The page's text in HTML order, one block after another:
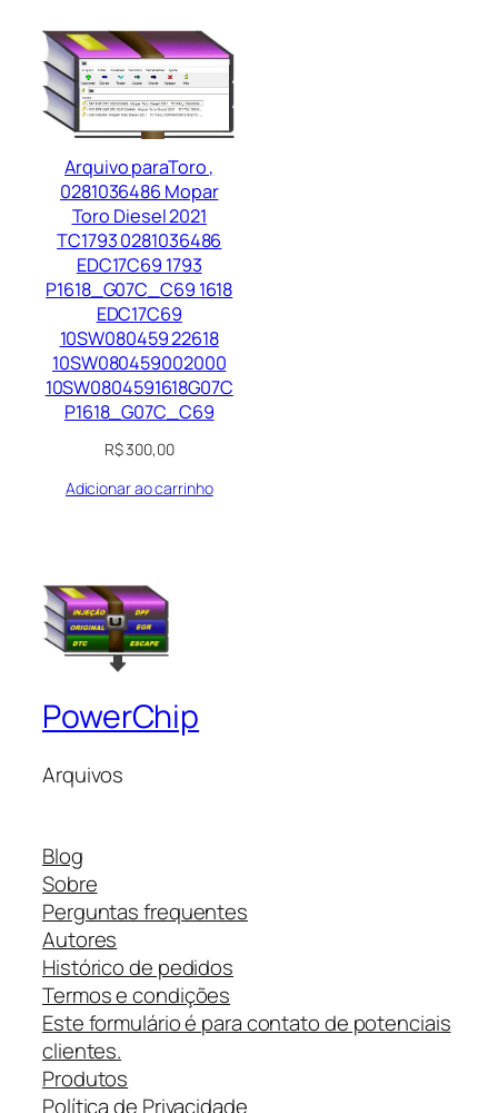
Arquivo paraToro ,
0281036486 Mopar
Toro Diesel 2021
TC1793 0281036486
EDC17C69 1793
P1618_G07C_C69 1618
EDC17C69
10SW080459 22618
10SW080459002000
10SW0804591618G07C
P1618_G07C_C69
R$300,00
Adicionar ao carrinho
PowerChip
Arquivos
Blog
Sobre
Perguntas frequentes
Autores
Histórico de pedidos
Termos e condições
Este formulário é para contato de potenciais
clientes.
Produtos
Política de Privacidade